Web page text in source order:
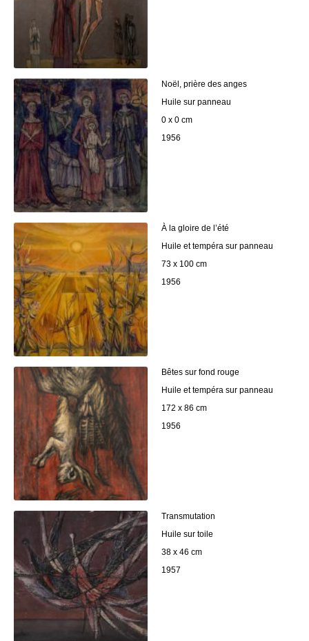
Noël, prière des anges
Huile sur panneau
0 x 0 cm
1956
À la gloire de l’été
Huile et tempéra sur panneau
73 x 100 cm
1956
Bêtes sur fond rouge
Huile et tempéra sur panneau
172 x 86 cm
1956
Transmutation
Huile sur toile
38 x 46 cm
1957